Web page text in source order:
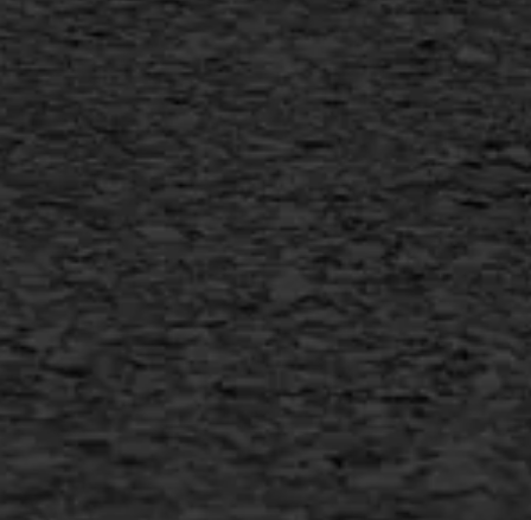
Vertical seal
Vlakslijpen
Vorstschade
AWS ASFALTWERKEN
+31 493 842 840
info@asfaltwerken.nl
MEER INFORMATIE
Inschrijven nieuwsbrief
Duurzaam ondernemen